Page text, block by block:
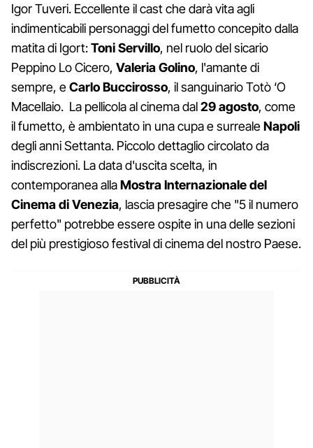
Igor Tuveri. Eccellente il cast che darà vita agli
indimenticabili personaggi del fumetto concepito dalla
matita di Igort:Toni Servillo, nel ruolo del sicario
Peppino Lo Cicero, Valeria Golino, l'amante di
sempre, eCarlo Buccirosso, il sanguinario Totò ‘O
Macellaio. La pellicola al cinema dal29 agosto, come
il fumetto, è ambientato in una cupa e surrealeNapoli
degli anni Settanta. Piccolo dettaglio circolato da
indiscrezioni. La data d'uscita scelta, in
contemporanea allaMostra Internazionale del
Cinema di Venezia, lascia presagire che "5 il numero
perfetto" potrebbe essere ospite in una delle sezioni
del più prestigioso festival di cinema del nostro Paese.